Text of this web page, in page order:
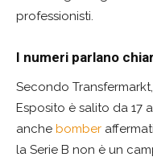
professionisti.
I numeri parlano
Secondo
Esposito è salito da 17
anche bomber
la Serie B non è un